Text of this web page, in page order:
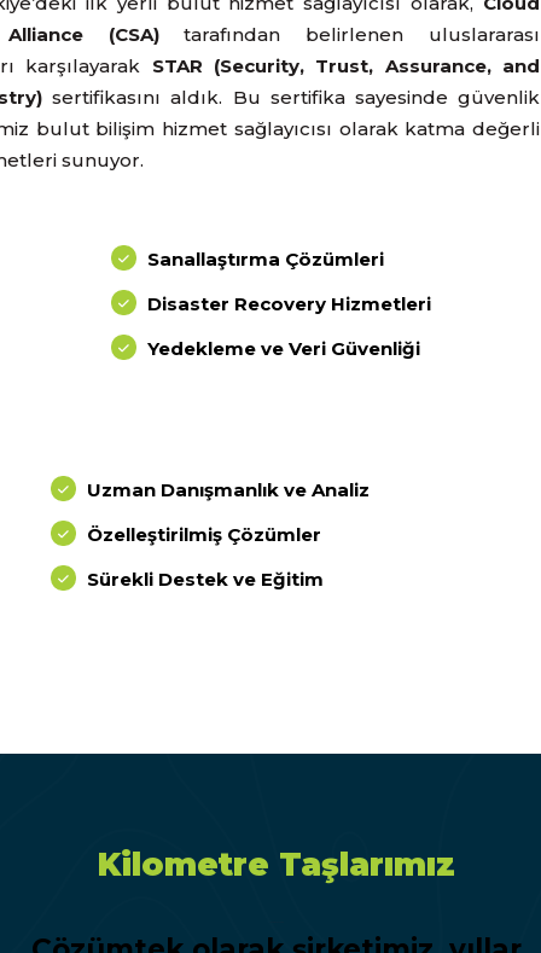
(CSA)tarafından belirlenen uluslararası
karşılayarak STAR (Security, Trust, Assurance, and
sertifikasını aldık. Bu sertifika sayesinde güvenlik
bulut bilişim hizmet sağlayıcısı olarak katma değerli
sunuyor.
Sanallaştırma Çözümleri
Disaster Recovery Hizmetleri
Yedekleme ve Veri Güvenliği
Uzman Danışmanlık ve Analiz
Özelleştirilmiş Çözümler
Sürekli Destek ve Eğitim
Kilometre Taşlarımız